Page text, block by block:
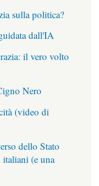
sulla politica?
dall'IA
il vero volto
Nero
(video di
dello Stato
(e una